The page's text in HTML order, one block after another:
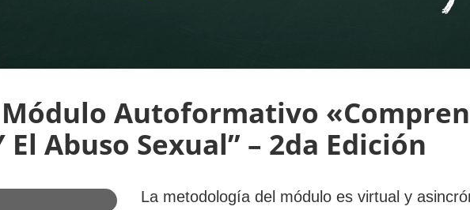
Módulo Autoformativo
Abuso Sexual” – 2da Edición
La metodología del módulo es virtual y